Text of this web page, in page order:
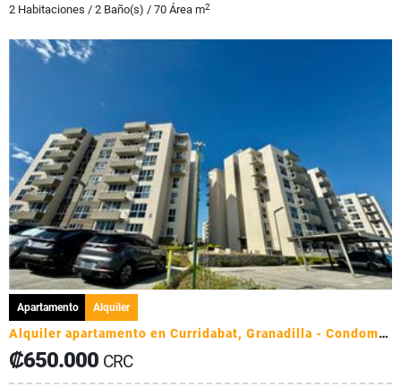
2 Habitaciones / 2 Baño(s) / 70 Área m2
Apartamento Alquiler
Alquiler apartamento en Curridabat, Granadilla - Condominio Monte Alto
₡650.000 CRC